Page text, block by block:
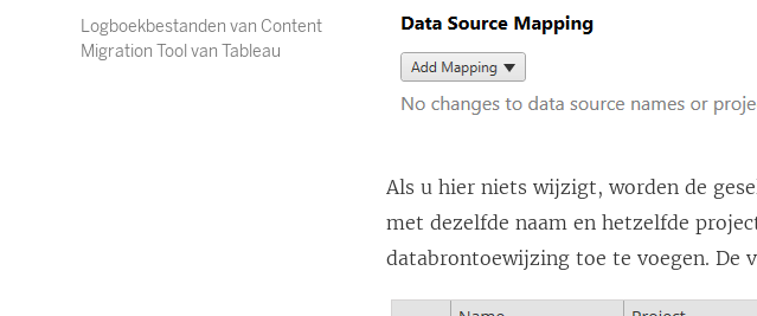
Logboekbestanden van Content
Migration Tool van Tableau
Als u hier niets wijzigt, worden de
met dezelfde naam en hetzelfde
databrontoewijzing toe te voegen. De